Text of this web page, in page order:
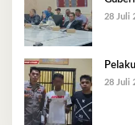
28 Juli
28 Juli